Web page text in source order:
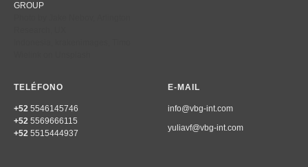
GROUP
TELÉFONO
+52 5546145746
+52 5569666115
+52 5515444937
E-MAIL
info@vbg-int.com
yuliavf@vbg-int.com